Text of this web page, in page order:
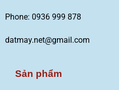
Phone: 0936 999 878
datmay.net@gmail.com
Sản phẩm